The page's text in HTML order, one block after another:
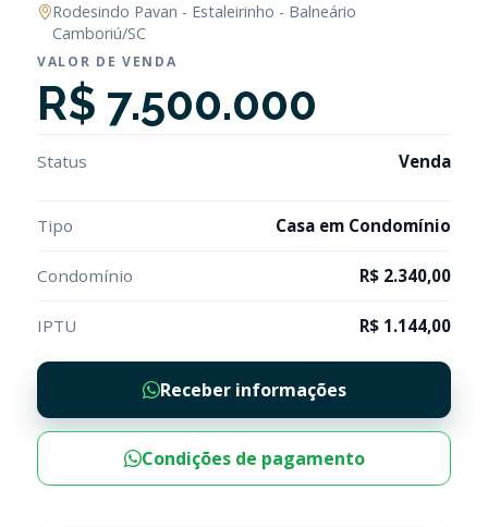
Rodesindo Pavan - Estaleirinho - Balneário
Camboriú/SC
VALOR DE VENDA
R$ 7.500.000
Status Venda
Tipo Casa em Condomínio
Condomínio R$ 2.340,00
IPTU R$ 1.144,00
Receber informações
Condições de pagamento